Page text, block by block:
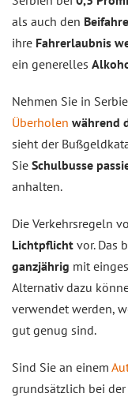
als auch den
ihre Fahrerlaubnis
ein generelles
Nehmen Sie in
Überholen während
sieht der
Sie Schulbusse
anhalten.
Die Verkehrsregeln
Lichtpflicht vor. Das
ganzjährig mit
Alternativ dazu
verwendet werden,
gut genug sind.
Sind Sie an einem
grundsätzlich bei